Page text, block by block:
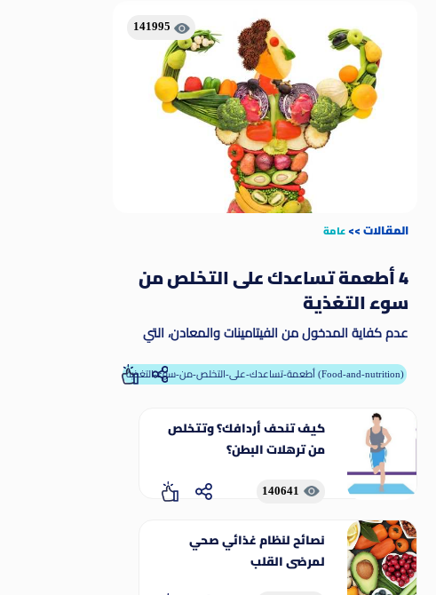
141995
المقالات>>عامة
4 أطعمة تساعدك على التخلص من
سوء التغذية
عدم كفاية المدخول من الفيتامينات والمعادن، التي
المغذيات الدقيقة الجسم من إنتاج الإنزيمات والهرمونات
وغيرها من المواد اللازمة للنمو والنماء على نحو ملائم
أطعمة-تساعدك-على-التخلص-من-سوء-التغذية (Food-and-nutrition)
كيف تنحف أردافك؟ وتتخلص
من ترهلات البطن؟
140641
نصائح لنظام غذائي صحي
لمرضى القلب